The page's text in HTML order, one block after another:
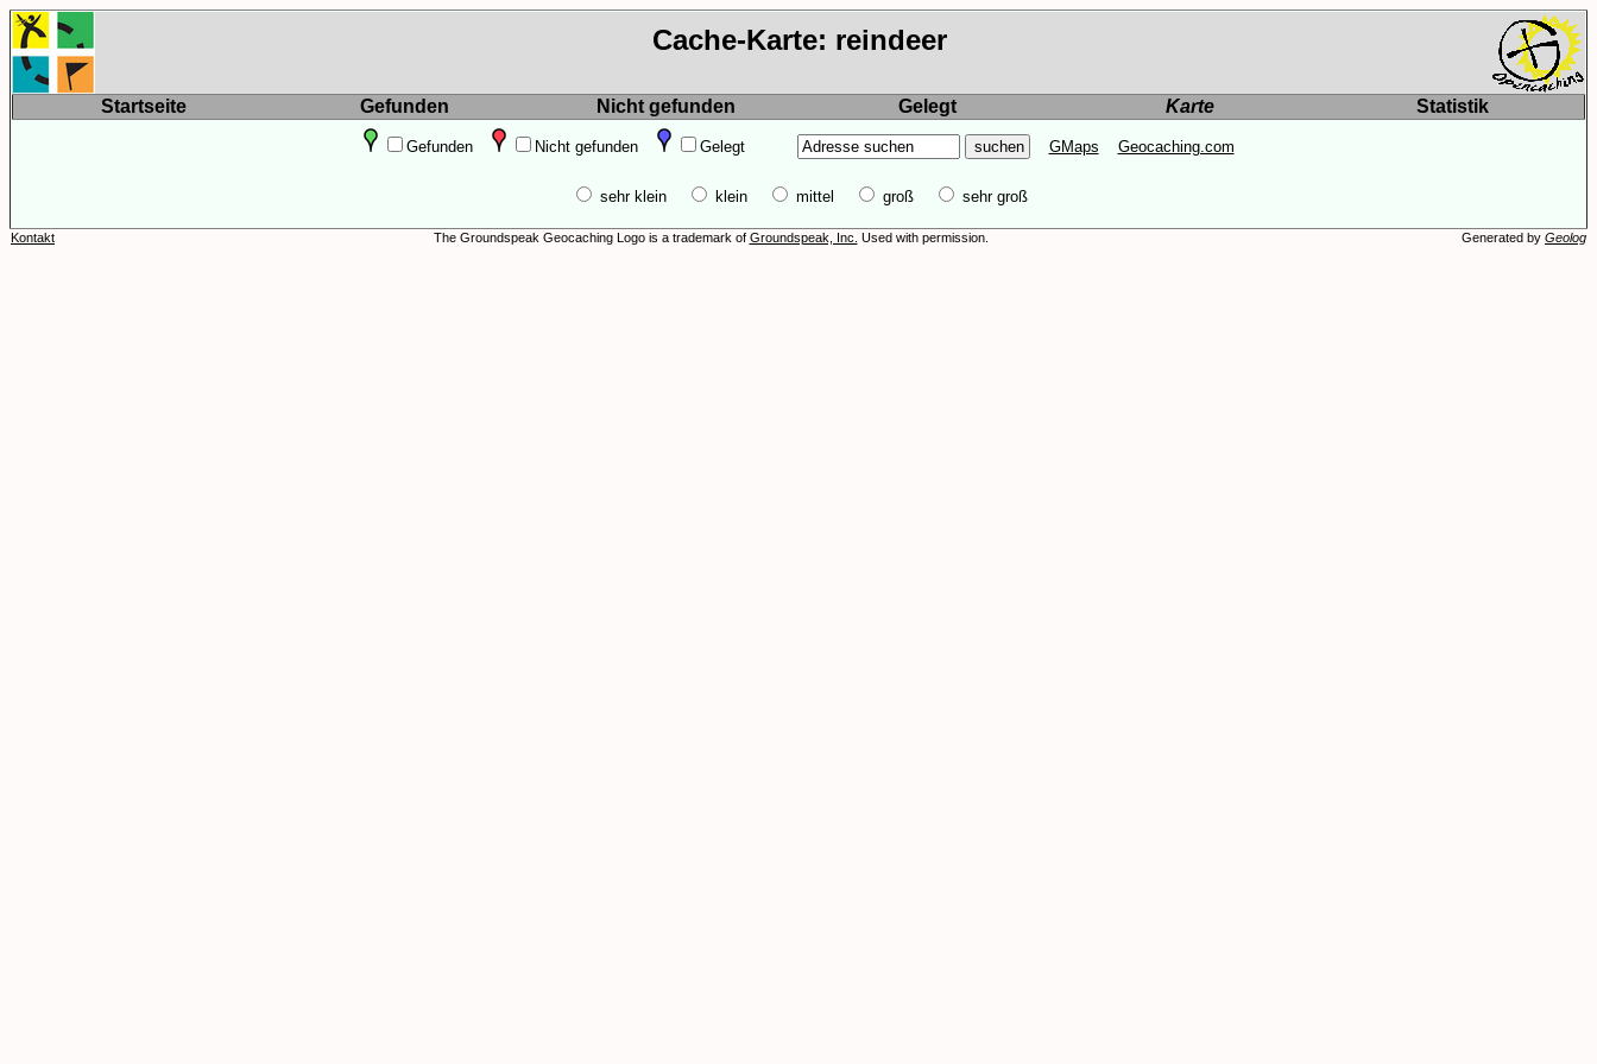
Cache-Karte: reindeer
Startseite Gefunden Nicht gefunden Gelegt Karte Statistik
Gefunden Nicht gefunden Gelegt GMaps Geocaching.com
sehr klein klein mittel groß sehr groß
Kontakt The Groundspeak Geocaching Logo is a trademark of Groundspeak, Inc. Used with permission. Generated by Geolog